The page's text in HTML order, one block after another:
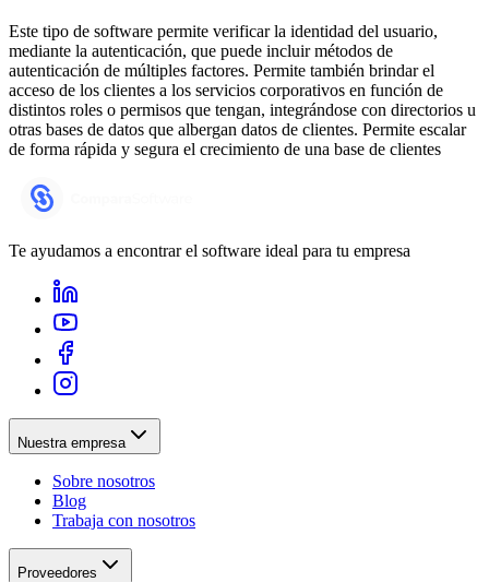
Este tipo de software permite verificar la identidad del usuario,
mediante la autenticación, que puede incluir métodos de
autenticación de múltiples factores. Permite también brindar el
acceso de los clientes a los servicios corporativos en función de
distintos roles o permisos que tengan, integrándose con directorios u
otras bases de datos que albergan datos de clientes. Permite escalar
de forma rápida y segura el crecimiento de una base de clientes
Te ayudamos a encontrar el software ideal para tu empresa
Nuestra empresa
Sobre nosotros
Blog
Trabaja con nosotros
Proveedores